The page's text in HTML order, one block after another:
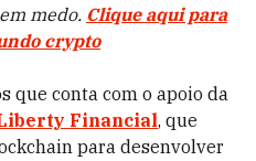
medo. Clique aqui para
crypto
que conta com o apoio da
Financial, que
para desenvolver